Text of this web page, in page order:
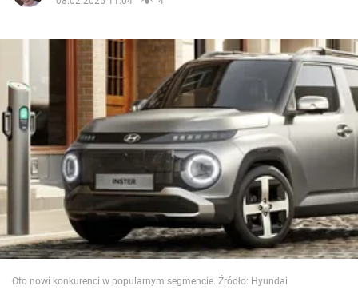
Społeczeństwo
Wojna na Ukrainie
Świat
Jedzenie
Oto nowi konkurenci w popularnym segmencie. Źródło: Hyundai